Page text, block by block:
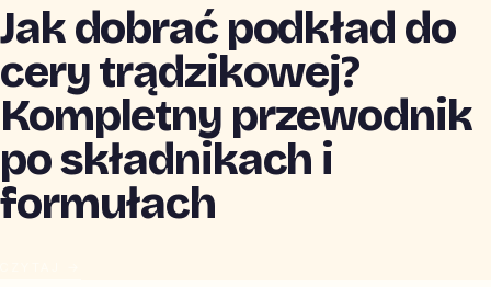
Jak dobrać podkład do
cery trądzikowej?
Kompletny przewodnik
po składnikach i
formułach